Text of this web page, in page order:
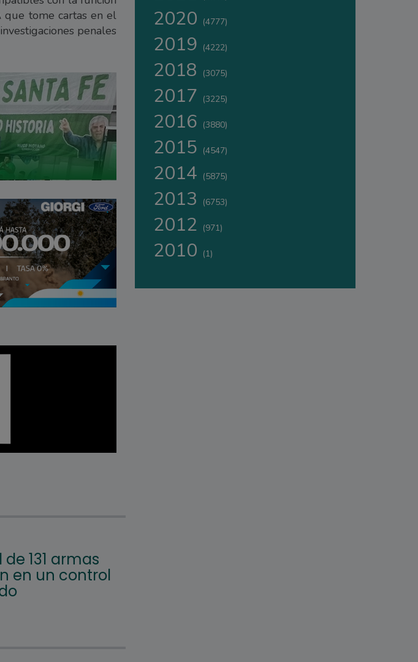
que tome cartas en el
penales
131 armas
en un control
2020 (4777)
2019 (4222)
2018 (3075)
2017 (3225)
2016 (3880)
2015 (4547)
2014 (5875)
2013 (6753)
2012 (971)
2010 (1)